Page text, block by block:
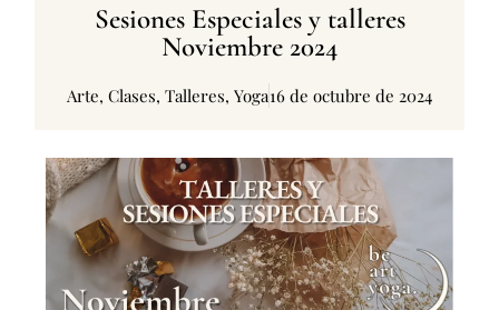
Sesiones Especiales y talleres
Noviembre 2024
Arte, Clases, Talleres, Yoga16 de octubre de 2024